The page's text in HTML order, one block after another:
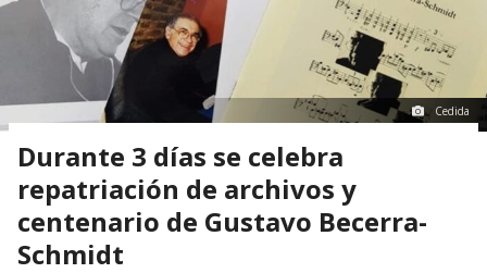
Cedida
Durante 3 días se celebra
repatriación de archivos y
centenario de Gustavo Becerra-
Schmidt